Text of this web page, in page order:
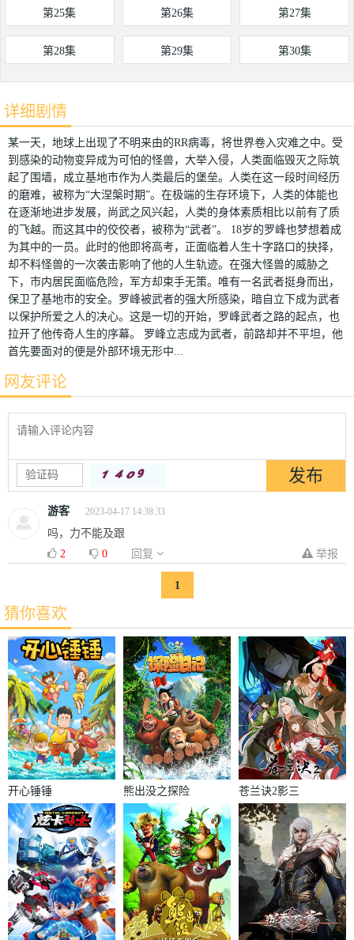
第25集 第26集 第27集
第28集 第29集 第30集
详细剧情
某一天，地球上出现了不明来由的RR病毒，将世界卷入灾难之中。受
到感染的动物变异成为可怕的怪兽，大举入侵，人类面临毁灭之际筑
起了围墙，成立基地市作为人类最后的堡垒。人类在这一段时间经历
的磨难，被称为“大涅槃时期”。在极端的生存环境下，人类的体能也
在逐渐地进步发展，尚武之风兴起，人类的身体素质相比以前有了质
的飞越。而这其中的佼佼者，被称为“武者”。 18岁的罗峰也梦想着成
为其中的一员。此时的他即将高考，正面临着人生十字路口的抉择，
却不料怪兽的一次袭击影响了他的人生轨迹。在强大怪兽的威胁之
下，市内居民面临危险，军方却束手无策。唯有一名武者挺身而出，
保卫了基地市的安全。罗峰被武者的强大所感染，暗自立下成为武者
以保护所爱之人的决心。这是一切的开始，罗峰武者之路的起点，也
拉开了他传奇人生的序幕。 罗峰立志成为武者，前路却并不平坦，他
首先要面对的便是外部环境无形中...
网友评论
游客 2023-04-17 14:38:33
吗，力不能及跟
2
0 回复 举报
1
猜你喜欢
开心锤锤
熊出没之探险
日记
苍兰诀2影三
界篇